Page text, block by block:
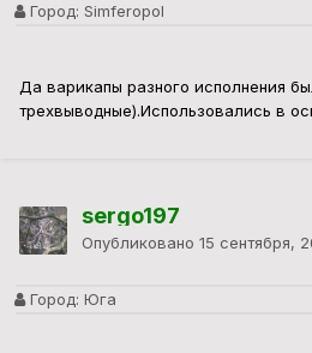
Город: Simferopol
Да варикапы разного исполнения
трехвыводные).Использовались в
sergo197
Опубликовано 15 сентября,
Город: Юга